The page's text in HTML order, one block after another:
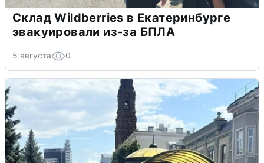
Склад Wildberries в Екатеринбурге
эвакуировали из-за БПЛА
5 августа 0